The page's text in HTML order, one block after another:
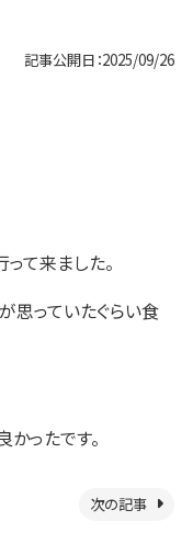
記事公開日：2025/09/26
て来ました。
思っていたぐらい食
ったです。
次の記事